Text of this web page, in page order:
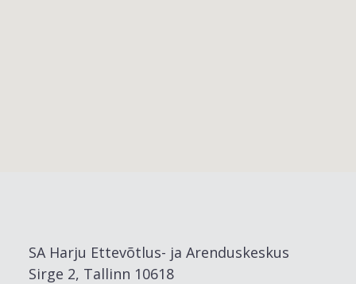
SA Harju Ettevõtlus- ja Arenduskeskus
Sirge 2, Tallinn 10618